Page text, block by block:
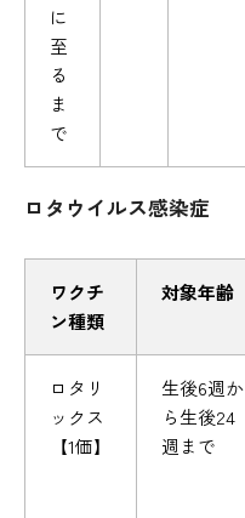
に
至
る
ま
で
ロタウイルス感染症
ワクチ
ン種類
対象年齢
ロタリ
ックス
【1価】
生後6週か
ら生後24
週まで